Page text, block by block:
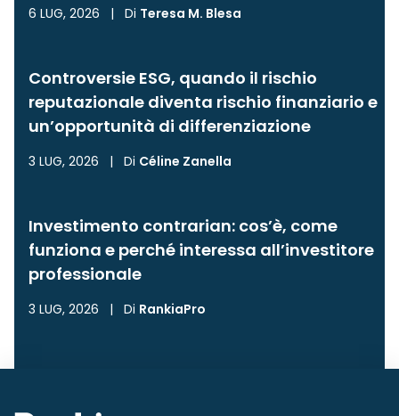
6 LUG, 2026 | Di Teresa M. Blesa
Controversie ESG, quando il rischio
reputazionale diventa rischio finanziario e
un’opportunità di differenziazione
3 LUG, 2026 | Di Céline Zanella
Investimento contrarian: cos’è, come
funziona e perché interessa all’investitore
professionale
3 LUG, 2026 | Di RankiaPro